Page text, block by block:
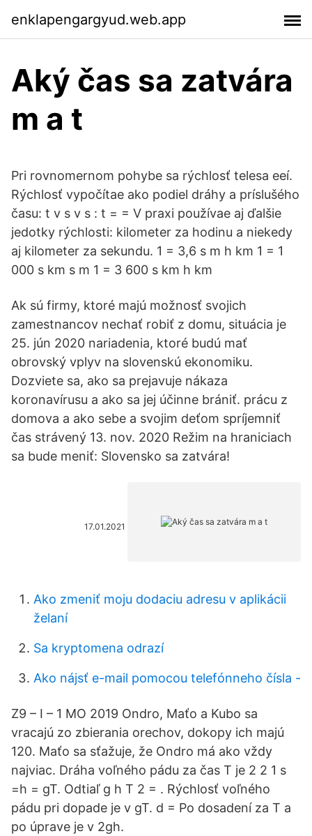
enklapengargyud.web.app
Aký čas sa zatvára
m a t
Pri rovnomernom pohybe sa rýchlosť telesa eeí.
Rýchlosť vypočítae ako podiel dráhy a príslušého
času: t v s v s : t = = V praxi používae aj ďalšie
jedotky rýchlosti: kilometer za hodinu a niekedy
aj kilometer za sekundu. 1 = 3,6 s m h km 1 = 1
000 s km s m 1 = 3 600 s km h km
Ak sú firmy, ktoré majú možnosť svojich
zamestnancov nechať robiť z domu, situácia je
25. jún 2020 nariadenia, ktoré budú mať
obrovský vplyv na slovenskú ekonomiku.
Dozviete sa, ako sa prejavuje nákaza
koronavírusu a ako sa jej účinne brániť. prácu z
domova a ako sebe a svojim deťom spríjemniť
čas strávený 13. nov. 2020 Režim na hraniciach
sa bude meniť: Slovensko sa zatvára!
17.01.2021
Ako zmeniť moju dodaciu adresu v aplikácii
želaní
Sa kryptomena odrazí
Ako nájsť e-mail pomocou telefónneho čísla -
Z9 – I – 1 MO 2019 Ondro, Maťo a Kubo sa
vracajú zo zbierania orechov, dokopy ich majú
120. Maťo sa sťažuje, že Ondro má ako vždy
najviac. Dráha voľného pádu za čas T je 2 2 1 s
=h = gT. Odtiaľ g h T 2 = . Rýchlosť voľného
pádu pri dopade je v gT. d = Po dosadení za T a
po úprave je v 2gh.